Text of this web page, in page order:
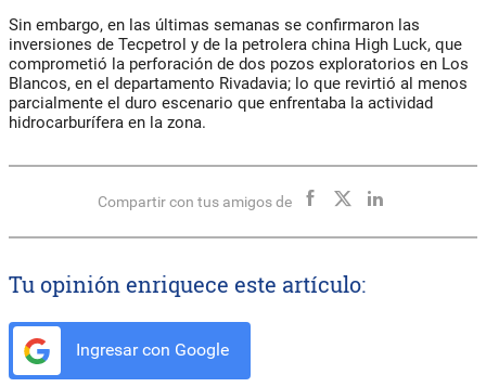
Sin embargo, en las últimas semanas se confirmaron las
inversiones de Tecpetrol y de la petrolera china High Luck, que
comprometió la perforación de dos pozos exploratorios en Los
Blancos, en el departamento Rivadavia; lo que revirtió al menos
parcialmente el duro escenario que enfrentaba la actividad
hidrocarburífera en la zona.
Compartir con tus amigos de
Tu opinión enriquece este artículo:
Ingresar con Google